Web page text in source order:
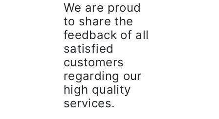
We are proud
to share the
feedback of all
satisfied
customers
regarding our
high quality
services.